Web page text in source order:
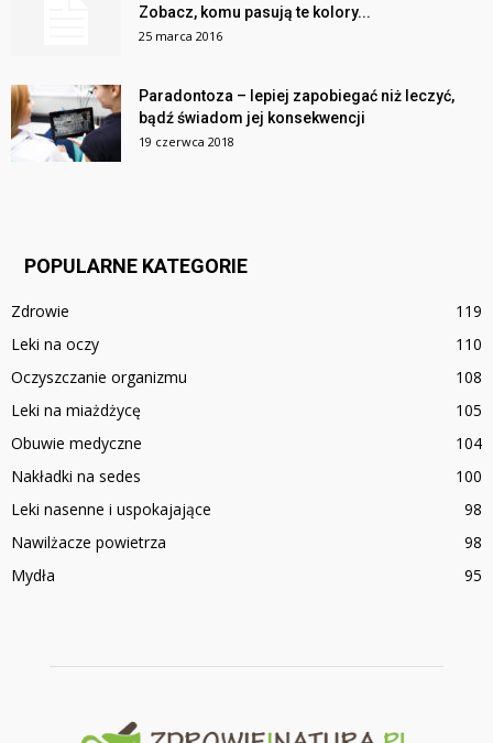
Zobacz, komu pasują te kolory...
25 marca 2016
Paradontoza – lepiej zapobiegać niż leczyć,
bądź świadom jej konsekwencji
19 czerwca 2018
POPULARNE KATEGORIE
Zdrowie
119
Leki na oczy
110
Oczyszczanie organizmu
108
Leki na miażdżycę
105
Obuwie medyczne
104
Nakładki na sedes
100
Leki nasenne i uspokajające
98
Nawilżacze powietrza
98
Mydła
95